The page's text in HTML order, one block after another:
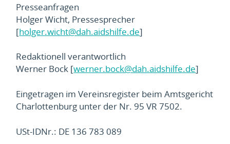
Presseanfragen
Holger Wicht, Pressesprecher
[holger.wicht@dah.aidshilfe.de]
Redaktionell verantwortlich
Werner Bock [werner.bock@dah.aidshilfe.de]
Eingetragen im Vereinsregister beim Amtsgericht
Charlottenburg unter der Nr. 95 VR 7502.
USt-IDNr.: DE 136 783 089